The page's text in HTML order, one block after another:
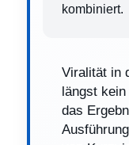
kombiniert.
Viralität in
längst
das